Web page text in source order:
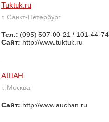
Tuktuk.ru
г. Санкт-Петербург
Тел.: (095) 507-00-21 / 101-44-74
Сайт: http://www.tuktuk.ru
АШАН
г. Москва
Сайт: http://www.auchan.ru